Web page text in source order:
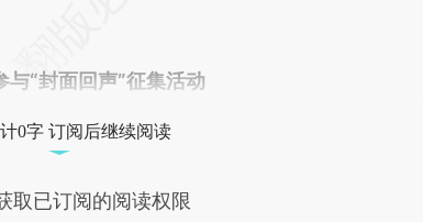
“封面回声”征集活动
0字 订阅后继续阅读
取已订阅的阅读权限